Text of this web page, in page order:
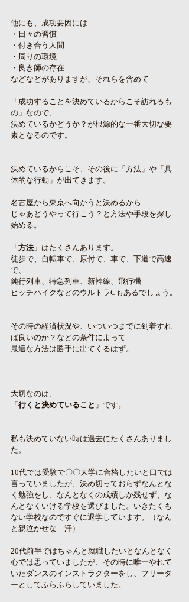
他にも、成功要因には
・日々の習慣
・付き合う人間
・周りの環境
・良き師の存在
などなどがありますが、それらを含めて
「成功することを決めているからこそ訪れるも
の」なので、
決めているかどうか？が根源的な一番大切な要
素となるのです。
決めているからこそ、その後に「方法」や「具
体的な行動」が出てきます。
名古屋から東京へ向かうと決めるから
じゃあどうやって行こう？と方法や手段を探し
始める。
「 方法」はたくさんあります。
徒歩で、自転車で、原付で、車で、下道で高速
で、
鈍行列車、特急列車、新幹線、飛行機
ヒッチハイクなどのウルトラCもあるでしょう。
その時の経済状況や、いついつまでに到着すれ
ば良いのか？などの条件によって
最適な方法は勝手に出てくるはず。
大切なのは、
「 行くと決めていること 」です。
私も決めていない時は過去にたくさんありまし
た。
10代では受験で〇〇大学に合格したいと口では
言っていましたが、決め切っておらずなんとな
く勉強をし、なんとなくの成績しか残せず、な
んとなくいける学校を選びました。いきたくも
ない学校なのですぐに退学しています。（なん
と親泣かせな　汗）
20代前半ではちゃんと就職したいとなんとなく
心では思っていましたが、その時に唯一やれて
いたダンスのインストラクターをし、フリータ
ーとしてふらふらしていました。